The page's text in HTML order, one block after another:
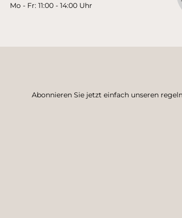
Mo - Fr: 11:00 - 14:00 Uhr
Abonnieren Sie jetzt einfach unseren